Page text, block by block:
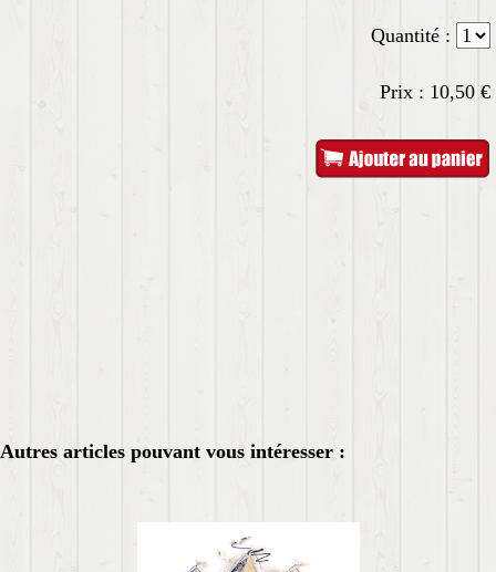
Quantité :
Prix : 10,50 €
Autres articles pouvant vous intéresser :